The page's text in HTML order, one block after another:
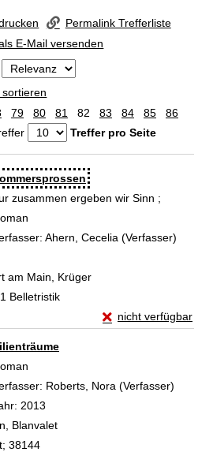
Permalink Trefferliste
E-Mail versenden
79 80 81 82 83 84 85
86
Treffer pro Seite
springen
zusammen ergeben wir Sinn ;
Ahern, Cecelia (Verfasser)
am Main, Krüger
1 Belletristik
nicht verfügbar
Exemplar-Details
Roberts, Nora (Verfasser)
2013
Blanvalet
38144